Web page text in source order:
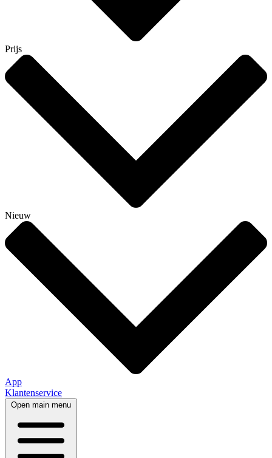
Prijs
Nieuw
App
Klantenservice
Open main menu